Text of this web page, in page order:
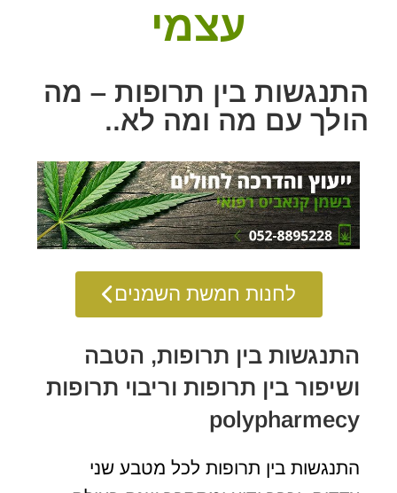
עצמי
התנגשות בין תרופות – מה
הולך עם מה ומה לא..
לחנות חמשת השמנים
התנגשות בין תרופות, הטבה
ושיפור בין תרופות וריבוי תרופות
polypharmecy
התנגשות בין תרופות לכל מטבע שני